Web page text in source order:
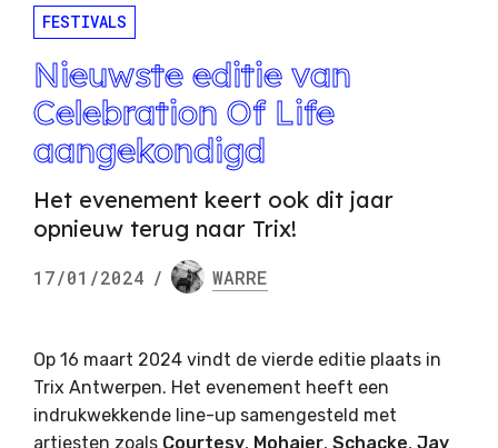
FESTIVALS
Nieuwste editie van
Celebration Of Life
aangekondigd
Het evenement keert ook dit jaar
opnieuw terug naar Trix!
17/01/2024 / WARRE
Op 16 maart 2024 vindt de vierde editie plaats in
Trix Antwerpen. Het evenement heeft een
indrukwekkende line-up samengesteld met
artiesten zoals Courtesy, Mohajer, Schacke, Jay